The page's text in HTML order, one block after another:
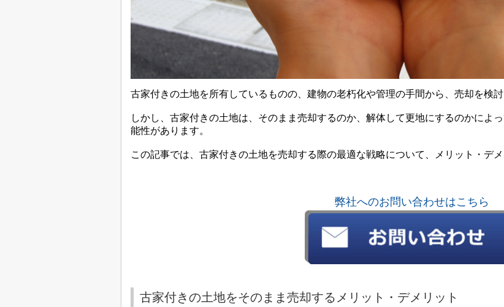
古家付きの土地を所有しているものの、建物の老朽化や管理の手間から、売却を検
しかし、古家付きの土地は、そのまま売却するのか、解体して更地にするのかによ
能性があります。
この記事では、古家付きの土地を売却する際の最適な戦略について、メリット・デ
弊社へのお問い合わせはこちら
古家付きの土地をそのまま売却するメリット・デメリット